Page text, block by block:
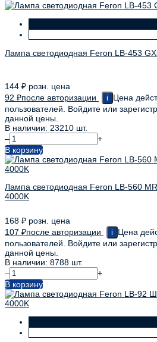
Лампа светодиодная Feron LB-453
144 ₽ розн. цена
92 ₽после авторизации i
Цена
пользователей. Войдите или
данной цены.
В наличии: 23210 шт.
–
+
В корзину
Лампа светодиодная Feron LB-560
4000K
168 ₽ розн. цена
107 ₽после авторизации i
Цена
пользователей. Войдите или
данной цены.
В наличии: 8788 шт.
–
+
В корзину